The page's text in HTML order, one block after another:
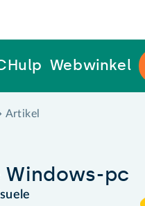
Webwinkel
Artikel
pc